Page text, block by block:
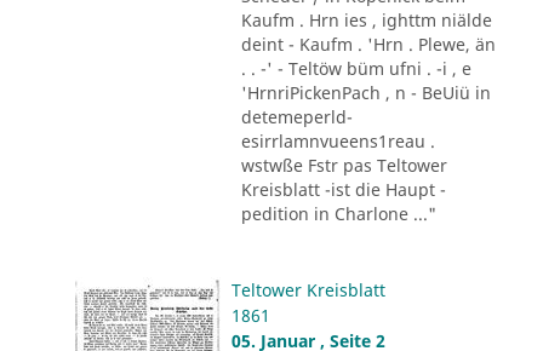
Kaufm . Hrn ies , ighttm niälde
deint - Kaufm . 'Hrn . Plewe, än
. . -' - Teltöw büm ufni . -i , e
'HrnriPickenPach , n - BeUiü in
detemeperld-
esirrlamnvueens1reau .
wstwße Fstr pas Teltower
Kreisblatt -ist die Haupt -
pedition in Charlone ..."
Teltower Kreisblatt
1861
05. Januar , Seite 2